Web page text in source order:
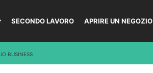
SECONDO LAVORO APRIRE UN NEGOZIO
BUSINESS